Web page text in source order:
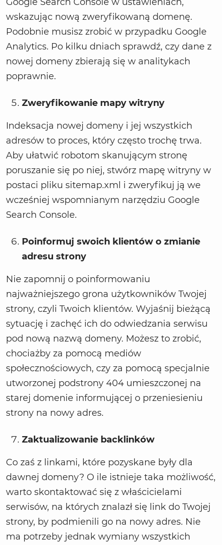
wskazując nową zweryfikowaną domenę.
Podobnie musisz zrobić w przypadku Google
Analytics. Po kilku dniach sprawdź, czy dane z
nowej domeny zbierają się w analitykach
poprawnie.
Zweryfikowanie mapy witryny
Indeksacja nowej domeny i jej wszystkich
adresów to proces, który często trochę trwa.
Aby ułatwić robotom skanującym stronę
poruszanie się po niej, stwórz mapę witryny w
postaci pliku sitemap.xml i zweryfikuj ją we
wcześniej wspomnianym narzędziu Google
Search Console.
Poinformuj swoich klientów o zmianie
adresu strony
Nie zapomnij o poinformowaniu
najważniejszego grona użytkowników Twojej
strony, czyli Twoich klientów. Wyjaśnij bieżącą
sytuację i zachęć ich do odwiedzania serwisu
pod nową nazwą domeny. Możesz to zrobić,
chociażby za pomocą mediów
społecznościowych, czy za pomocą specjalnie
utworzonej podstrony 404 umieszczonej na
starej domenie informującej o przeniesieniu
strony na nowy adres.
Zaktualizowanie backlinków
Co zaś z linkami, które pozyskane były dla
dawnej domeny? O ile istnieje taka możliwość,
warto skontaktować się z właścicielami
serwisów, na których znalazł się link do Twojej
strony, by podmienili go na nowy adres. Nie
ma potrzeby jednak wymiany wszystkich